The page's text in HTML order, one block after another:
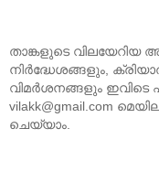
താങ്കളുടെ വിലയേറിയ
നിര്‍ദ്ധേശങ്ങളും,
വിമര്‍ശനങ്ങളും ഇവിടെ
vilakk@gmail.com
ചെയ്യാം.